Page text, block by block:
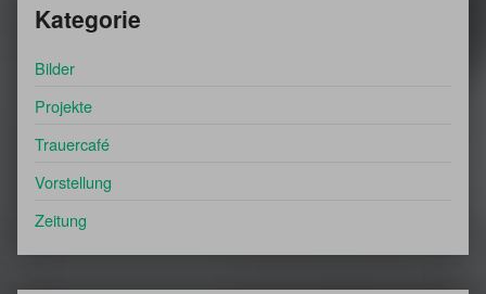
Kategorie
Bilder
Projekte
Trauercafé
Vorstellung
Zeitung